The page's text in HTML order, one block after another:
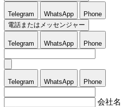
Telegram WhatsApp
Phone
電話またはメッセンジャー
Telegram WhatsApp Phone
Telegram WhatsApp Phone
会社名